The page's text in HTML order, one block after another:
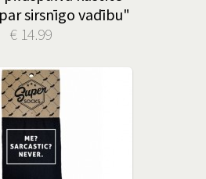
sirsnīgo vadību"
€ 14.99